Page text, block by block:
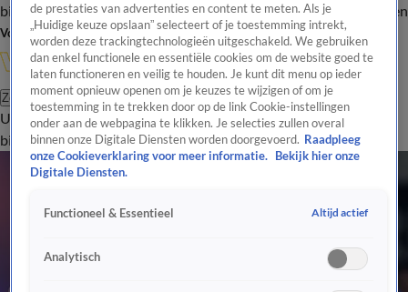
bijwonenPodcastShopVeelgestelde vragenKijkersvraag insturen
Volg Vandaag Inside
Zoeken
UitzendingenVandaag InsideDe OranjezomerShopUitzending
bijwonen
de prestaties van advertenties en content te meten. Als je
„Huidige keuze opslaan” selecteert of je toestemming intrekt,
worden deze trackingtechnologieën uitgeschakeld. We gebruiken
dan enkel functionele en essentiële cookies om de website goed te
laten functioneren en veilig te houden. Je kunt dit menu op ieder
moment opnieuw openen om je keuzes te wijzigen of om je
toestemming in te trekken door op de link Cookie-instellingen
onder aan de webpagina te klikken. Je selecties zullen overal
binnen onze Digitale Diensten worden doorgevoerd. Raadpleeg
onze Cookieverklaring voor meer informatie.
Bekijk hier onze
Digitale Diensten.
Functioneel & Essentieel Altijd actief
Analytisch